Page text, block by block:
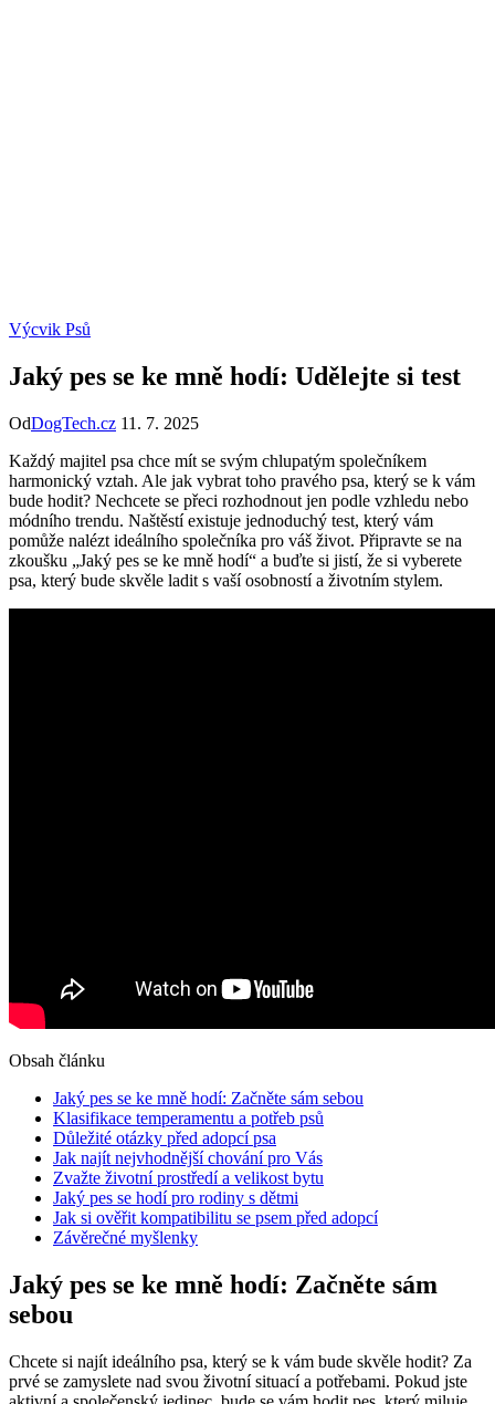
Výcvik Psů
Jaký pes se ke mně hodí: Udělejte si test
OdDogTech.cz 11. 7. 2025
Každý majitel psa chce mít se svým chlupatým společníkem
harmonický vztah. Ale jak vybrat toho pravého psa, který se k vám
bude hodit? Nechcete se přeci rozhodnout jen podle vzhledu nebo
módního trendu. Naštěstí existuje jednoduchý test, který vám
pomůže nalézt ideálního společníka pro váš život. Připravte se na
zkoušku „Jaký pes se ke mně hodí“ a buďte si jistí, že si vyberete
psa, který bude skvěle ladit s vaší osobností a životním stylem.
Obsah článku
Jaký pes se ke mně hodí: Začněte sám sebou
Klasifikace temperamentu a potřeb psů
Důležité otázky před adopcí psa
Jak najít nejvhodnější chování pro Vás
Zvažte životní prostředí a velikost bytu
Jaký pes se hodí pro rodiny s dětmi
Jak si ověřit kompatibilitu se psem před adopcí
Závěrečné myšlenky
Jaký pes se ke mně hodí: Začněte sám
sebou
Chcete si najít ideálního psa, který se k vám bude skvěle hodit? Za
prvé se zamyslete nad svou životní situací a potřebami. Pokud jste